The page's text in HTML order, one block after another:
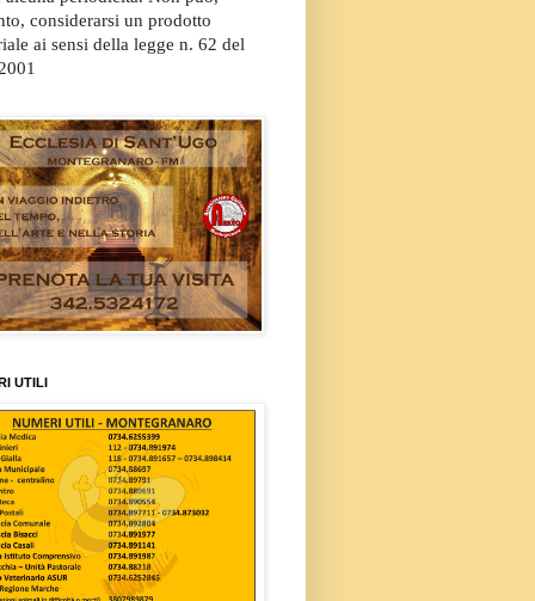
considerarsi un prodotto
ai sensi della legge n. 62 del
UTILI